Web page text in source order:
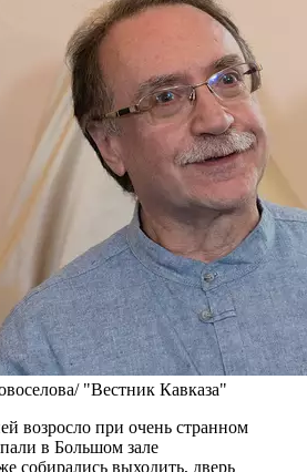
"Вестник Кавказа"
возросло при очень странном
в Большом зале
собирались выходить, дверь